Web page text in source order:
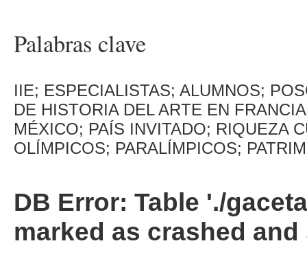
Palabras clave
IIE; ESPECIALISTAS; ALUMNOS;
DE HISTORIA DEL ARTE EN
MÉXICO; PAÍS INVITADO; RIQUEZA
OLÍMPICOS; PARALÍMPICOS;
DB Error: Table './
marked as crashed